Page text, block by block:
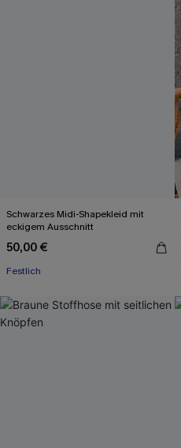
Schwarzes Midi-Shapekleid mit
eckigem Ausschnitt
50,00 €
Festlich